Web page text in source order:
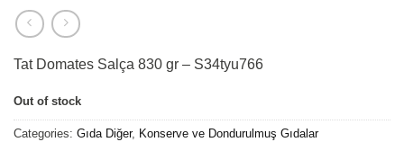
Tat Domates Salça 830 gr – S34tyu766
Out of stock
Categories: Gıda Diğer, Konserve ve Dondurulmuş Gıdalar